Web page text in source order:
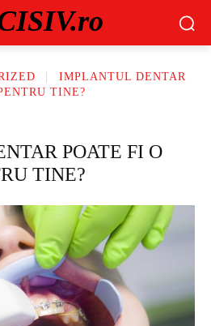
IMPLANTUL DENTAR
TINE?
POATE FI O
TINE?